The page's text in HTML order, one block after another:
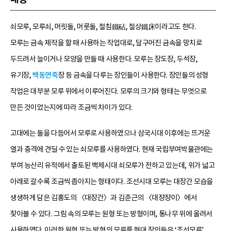
쇠모루, 모루쇠, 머릿돌, 머룻돌, 철침鐵砧, 철상鐵床이라고도 한다.
모루는 금속 제작을 할 때 사용하는 작업대로, 달구어진 금속을 망치로
두드려서 늘이거나 모양을 만들 때 사용한다. 모루는 장도장, 두석장,
유기장, 백동연죽장 등 금속을 다루는 장인들이 사용한다. 장인들의 성형
작업은 대부분 모루 위에서 이루어진다. 모루의 크기와 형태는 무엇으로
만든 것이었는지에 따라 조금씩 차이가 있다.
고대에는 돌을 다듬어서 모루로 사용하였으나 삼국시대 이후에는 뜨거운
열과 충격에 견딜 수 있는 쇠모루를 사용하였다. 현재 국립부여박물관에는
부여 능산리 유적에서 출토된 백제시대 쇠모루가 전하고 있는데, 위가 넓고
아래로 갈수록 조금씩 좁아지는 형태이다. 조선시대 모루는 대장간 모습을
생생하게 담은 김홍도의 〈대장간〉과 김준근의 〈대쟝쟝이〉에서
찾아볼 수 있다. 그림 속의 모루는 원형 또는 방형이며, 통나무 위에 올려서